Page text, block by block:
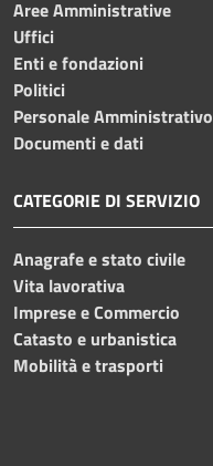
Aree Amministrative
Uffici
Enti e fondazioni
Politici
Personale Amministrativo
Documenti e dati
CATEGORIE DI SERVIZIO
Anagrafe e stato civile
Vita lavorativa
Imprese e Commercio
Catasto e urbanistica
Mobilità e trasporti